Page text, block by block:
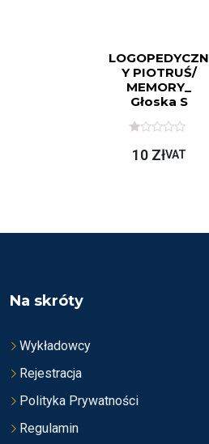
LOGOPEDYCZN
Y PIOTRUŚ/
MEMORY_
Głoska S
C10 ZłVAT
Na skróty
Wykładowcy
Rejestracja
Polityka Prywatności
Regulamin